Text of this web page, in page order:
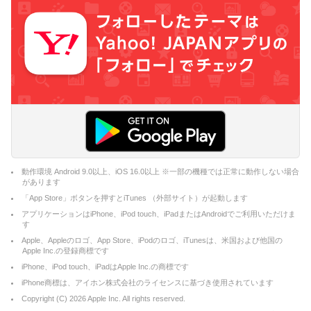
動作環境 Android 9.0以上、iOS 16.0以上 ※一部の機種では正常に動作しない場合
があります
「App Store」ボタンを押すとiTunes （外部サイト）が起動します
アプリケーションはiPhone、iPod touch、iPadまたはAndroidでご利用いただけま
す
Apple、Appleのロゴ、App Store、iPodのロゴ、iTunesは、米国および他国の
Apple Inc.の登録商標です
iPhone、iPod touch、iPadはApple Inc.の商標です
iPhone商標は、アイホン株式会社のライセンスに基づき使用されています
Copyright (C) 2026Apple Inc. All rights reserved.